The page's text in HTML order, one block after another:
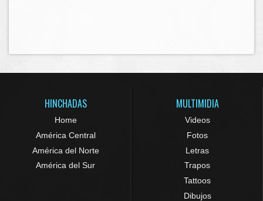
HINCHADAS
Home
América Central
América del Norte
América del Sur
MULTIMIDIA
Videos
Fotos
Letras
Trapos
Tattoos
Dibujos